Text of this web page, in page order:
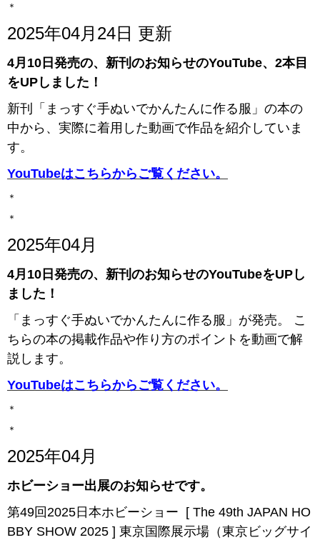
＊
2025年04月24日 更新
4月10日発売の、新刊のお知らせのYouTube、2本目
をUPしました！
新刊「まっすぐ手ぬいでかんたんに作る服」の本の
中から、実際に着用した動画で作品を紹介していま
す。
YouTubeはこちらからご覧ください。
＊
＊
2025年04月
4月10日発売の、新刊のお知らせのYouTubeをUPし
ました！
「まっすぐ手ぬいでかんたんに作る服」が発売。 こ
ちらの本の掲載作品や作り方のポイントを動画で解
説します。
YouTubeはこちらからご覧ください。
＊
＊
2025年04月
ホビーショー出展のお知らせです。
第49回2025日本ホビーショー [ The 49th JAPAN HO
BBY SHOW 2025 ] 東京国際展示場（東京ビッグサイ